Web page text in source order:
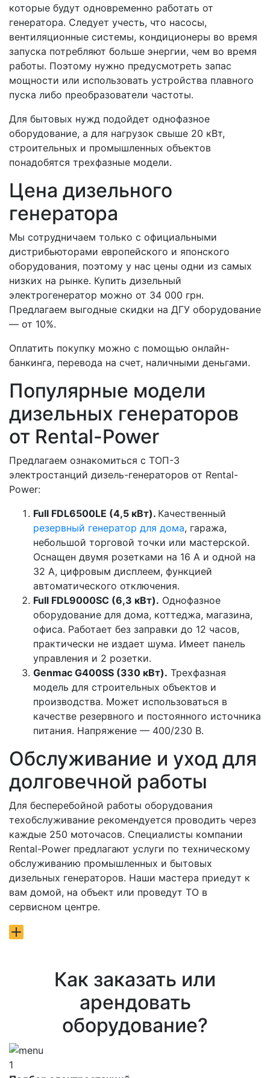
которые будут одновременно работать от
генератора. Следует учесть, что насосы,
вентиляционные системы, кондиционеры во время
запуска потребляют больше энергии, чем во время
работы. Поэтому нужно предусмотреть запас
мощности или использовать устройства плавного
пуска либо преобразователи частоты.
Для бытовых нужд подойдет однофазное
оборудование, а для нагрузок свыше 20 кВт,
строительных и промышленных объектов
понадобятся трехфазные модели.
Цена дизельного
генератора
Мы сотрудничаем только с официальными
дистрибьюторами европейского и японского
оборудования, поэтому у нас цены одни из самых
низких на рынке. Купить дизельный
электрогенератор можно от 34 000 грн.
Предлагаем выгодные скидки на ДГУ оборудование
— от 10%.
Оплатить покупку можно с помощью онлайн-
банкинга, перевода на счет, наличными деньгами.
Популярные модели
дизельных генераторов
от Rental-Power
Предлагаем ознакомиться с ТОП-3
электростанций дизель-генераторов от Rental-
Power:
Full FDL6500LE (4,5 кВт). Качественный
резервный генератор для дома, гаража,
небольшой торговой точки или мастерской.
Оснащен двумя розетками на 16 А и одной на
32 А, цифровым дисплеем, функцией
автоматического отключения.
Full FDL9000SC (6,3 кВт). Однофазное
оборудование для дома, коттеджа, магазина,
офиса. Работает без заправки до 12 часов,
практически не издает шума. Имеет панель
управления и 2 розетки.
Genmac G400SS (330 кВт). Трехфазная
модель для строительных объектов и
производства. Может использоваться в
качестве резервного и постоянного источника
питания. Напряжение — 400/230 В.
Обслуживание и уход для
долговечной работы
Для бесперебойной работы оборудования
техобслуживание рекомендуется проводить через
каждые 250 моточасов. Специалисты компании
Rental-Power предлагают услуги по техническому
обслуживанию промышленных и бытовых
дизельных генераторов. Наши мастера приедут к
вам домой, на объект или проведут ТО в
сервисном центре.
Как заказать или
арендовать
оборудование?
1